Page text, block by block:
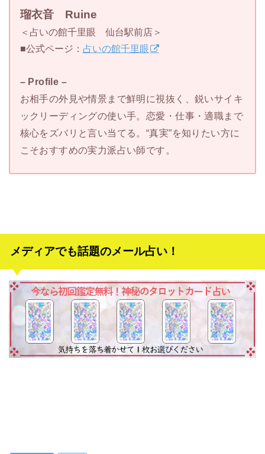
瑠衣音 Ruine
＜占いの館千里眼 仙台駅前店＞
■公式ページ： 占いの館千里眼
– Profile –
お相手の外見や情景まで鮮明に視抜く、鋭いサイキ
ックリーディングの使い手。恋愛・仕事・適職まで
核心をズバリと言い当てる。“真実”を知りたい方に
こそおすすめの実力派占い師です。
メディアでも話題のメール占い！